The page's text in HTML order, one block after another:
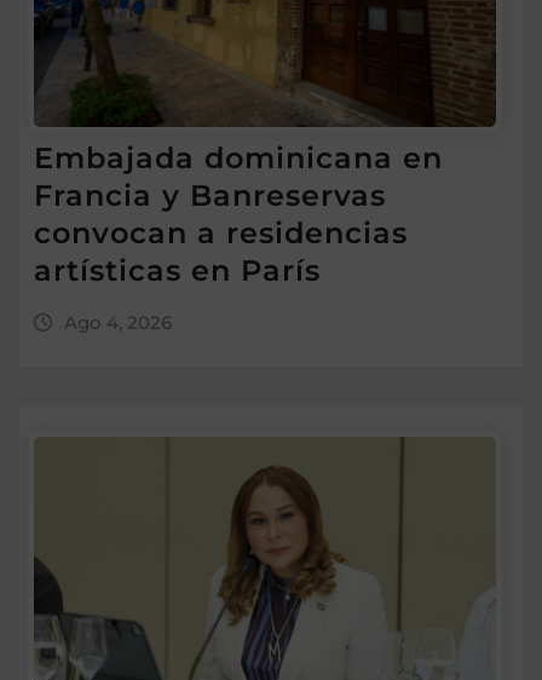
Embajada dominicana en
Francia y Banreservas
convocan a residencias
artísticas en París
Ago 4, 2026